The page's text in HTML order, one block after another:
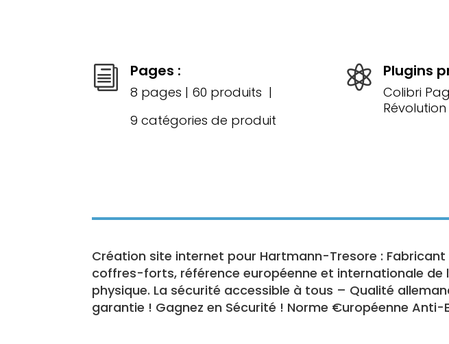
i Pages :
8 pages | 60 produits |
9 catégories de produit
 Plugins
Colibri
Révolution
Création site internet pour Hartmann-Tresore : Fabricant
coffres-forts, référence européenne et internationale de
physique. La sécurité accessible à tous – Qualité
garantie ! Gagnez en Sécurité ! Norme €uropéenne Anti-